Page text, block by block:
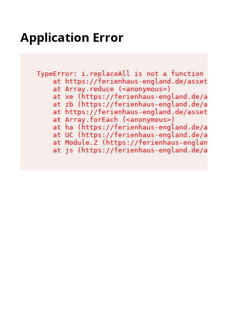
Application Error
TypeError: i.replaceAll is not a function
at https://ferienhaus-england.de/assets/
    at Array.reduce (<anonymous>)
at xe (https://ferienhaus-england.de/
at zb (https://ferienhaus-england.de/
at https://ferienhaus-england.de/assets/
    at Array.forEach (<anonymous>)
at ha (https://ferienhaus-england.de/
at UC (https://ferienhaus-england.de/
at Module.Z (https://ferienhaus-
at js (https://ferienhaus-england.de/